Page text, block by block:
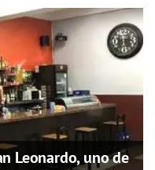
Leonardo, uno de